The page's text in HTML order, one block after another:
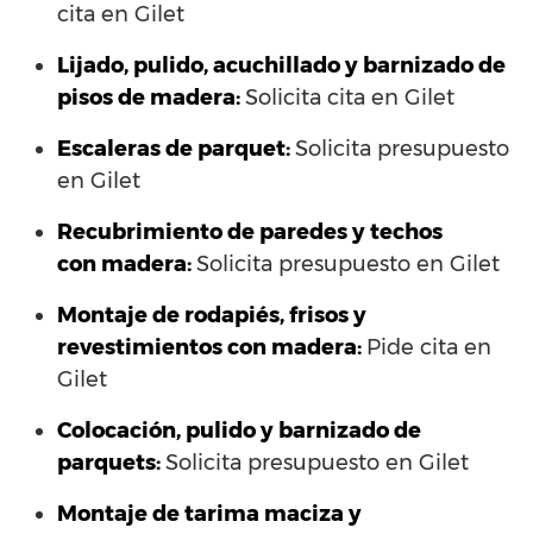
cita en Gilet
Lijado, pulido, acuchillado y barnizado de
pisos de madera:Solicita cita en Gilet
Escaleras de parquet:Solicita presupuesto
en Gilet
Recubrimiento de paredes y techos
con madera:Solicita presupuesto en Gilet
Montaje de rodapiés, frisos y
revestimientos con madera: Pide cita en
Gilet
Colocación, pulido y barnizado de
parquets:Solicita presupuesto en Gilet
Montaje de tarima maciza y